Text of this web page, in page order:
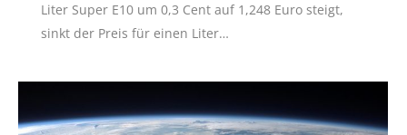
Liter Super E10 um 0,3 Cent auf 1,248 Euro steigt,
sinkt der Preis für einen Liter…